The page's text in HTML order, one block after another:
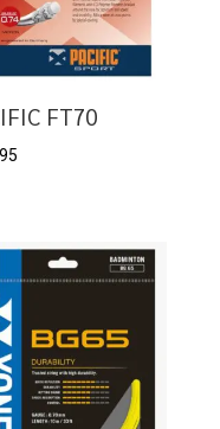
FT70